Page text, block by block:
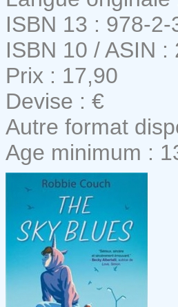
ISBN 13 : 978-
ISBN 10 / ASIN :
Prix : 17,90
Devise : €
Autre format
Age minimum :